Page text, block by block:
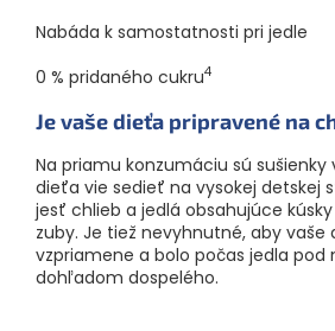
Nabáda k samostatnosti pri jedle
0 % pridaného cukru4
Je vaše dieťa pripravené na
Na priamu konzumáciu sú sušienky
dieťa vie sedieť na vysokej detskej
jesť chlieb a jedlá obsahujúce
zuby. Je tiež nevyhnutné, aby vaše
vzpriamene a bolo počas jedla pod
dohľadom dospelého.